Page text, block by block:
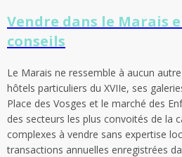
Vendre dans le Marais
conseils
Le Marais ne ressemble à aucun
hôtels particuliers du XVIIe, ses
Place des Vosges et le marché des
des secteurs les plus convoités de la
complexes à vendre sans expertise
transactions annuelles enregistrées